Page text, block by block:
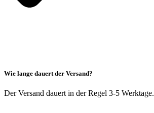
Wie lange dauert der Versand?
Der Versand dauert in der Regel 3-5 Werktage.